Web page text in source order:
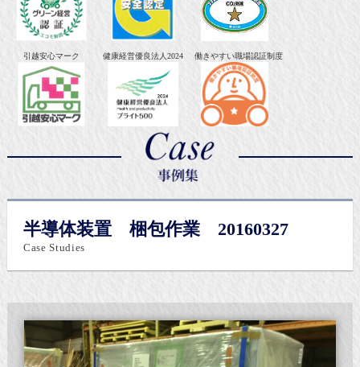
引越安心マーク 健康経営優良法人2024 働きやすい職場認証制度
半導体装置 梱包作業 20160327
Case Studies